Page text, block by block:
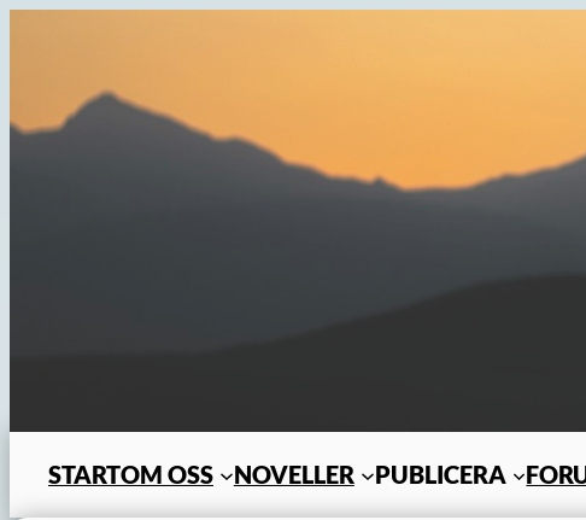
STARTOM OSS NOVELLER PUBLICERA